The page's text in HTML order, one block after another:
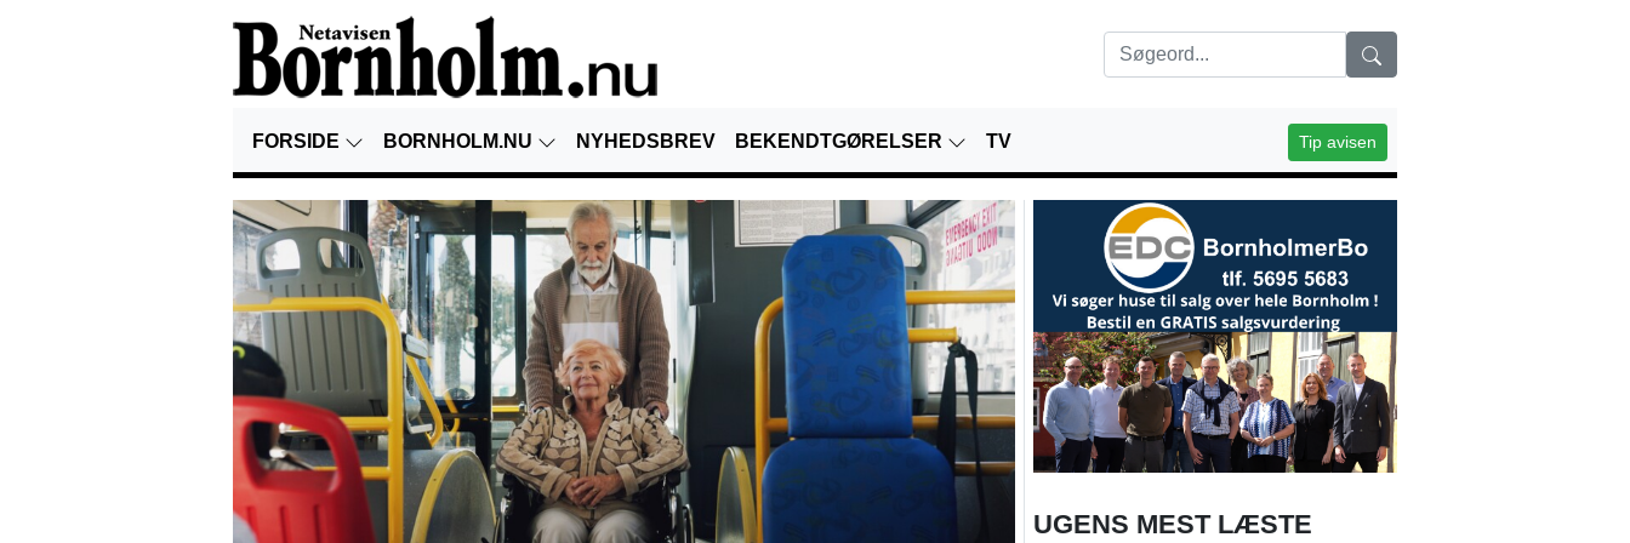
FORSIDE BORNHOLM.NU NYHEDSBREV BEKENDTGØRELSER TV Tip avisen
UGENS MEST LÆSTE